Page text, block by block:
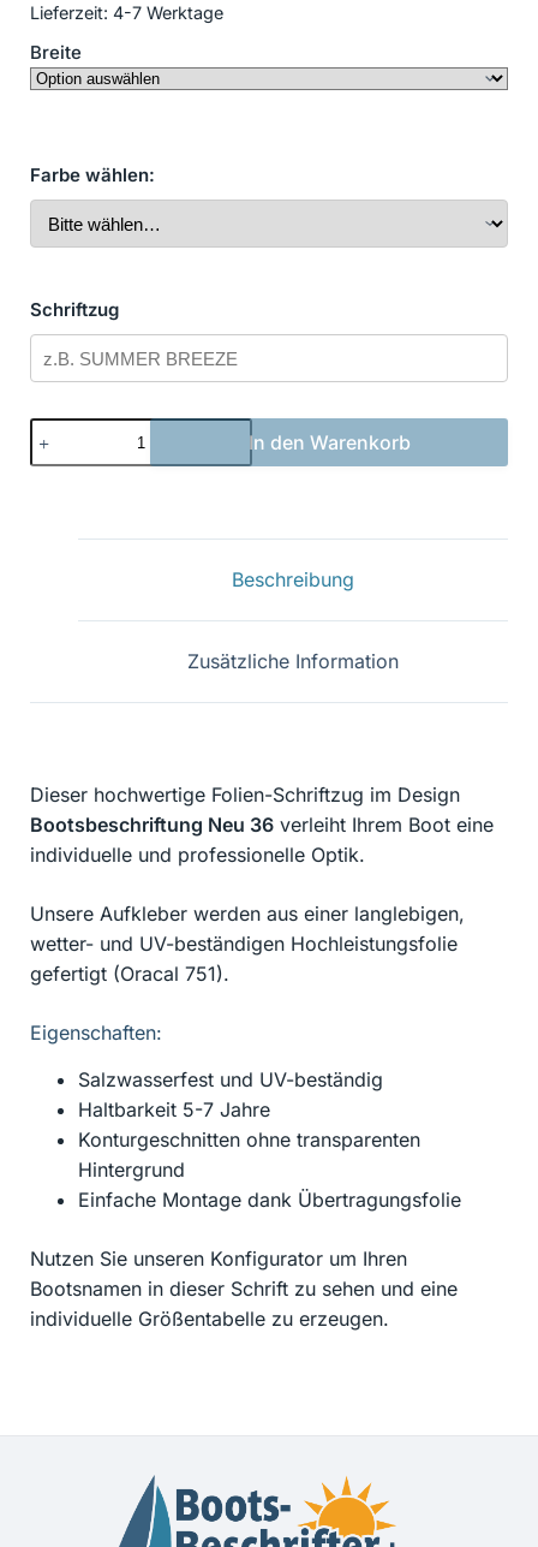
Lieferzeit: 4-7 Werktage
Breite
Farbe wählen:
Schriftzug
Bootsbeschriftung
Neu
In den Warenkorb
Beschreibung
Zusätzliche Information
Dieser hochwertige Folien-Schriftzug im Design
Bootsbeschriftung Neu 36 verleiht Ihrem Boot eine
individuelle und professionelle Optik.
Unsere Aufkleber werden aus einer langlebigen,
wetter- und UV-beständigen Hochleistungsfolie
gefertigt (Oracal 751).
Eigenschaften:
Salzwasserfest und UV-beständig
Haltbarkeit 5-7 Jahre
Konturgeschnitten ohne transparenten
Hintergrund
Einfache Montage dank Übertragungsfolie
Nutzen Sie unseren Konfigurator um Ihren
Bootsnamen in dieser Schrift zu sehen und eine
individuelle Größentabelle zu erzeugen.